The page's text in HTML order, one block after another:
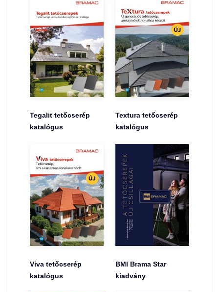
Tegalit tetőcserép
katalógus
Textura tetőcserép
katalógus
Viva tetőcserép
katalógus
BMI Brama Star
kiadvány